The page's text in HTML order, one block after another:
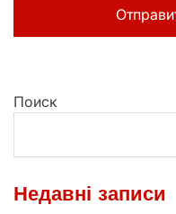
Поиск
Недавні записи